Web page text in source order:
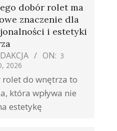
dobór rolet ma
znaczenie dla
i estetyki
ON: 3
2026
rolet do wnętrza to
która wpływa nie
estetykę